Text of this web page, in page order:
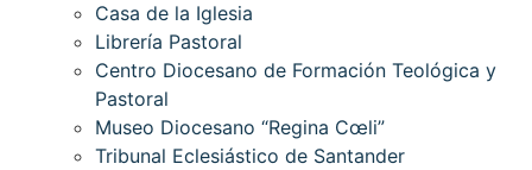
Casa de la Iglesia
Librería Pastoral
Centro Diocesano de Formación Teológica y
Pastoral
Museo Diocesano “Regina Cœli”
Tribunal Eclesiástico de Santander